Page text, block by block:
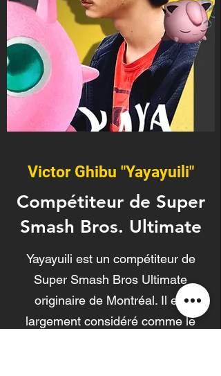
Victor Ghibu "Yayayuili"
Compétiteur de Super
Smash Bros. Ultimate
Yayayuili est un compétiteur de
Super Smash Bros Ultimate
originaire de Montréal. Il est
largement considéré comme le